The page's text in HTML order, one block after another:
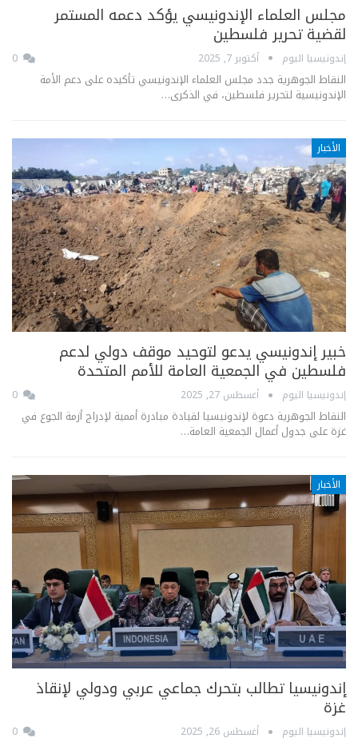
مجلس العلماء الإندونيسي يؤكد دعمه المستمر
لقضية تحرير فلسطين
إندونيسيا اليوم أكتوبر 7, 2025
النقاط الجوهرية جدد مجلس العلماء الإندونيسي تأكيده على دعم الأمة
الإندونيسية لتحرير فلسطين، في الذكرى…
الأخبار
خبير إندونيسي يدعو لتوحيد موقف دولي لدعم
فلسطين في الجمعية العامة للأمم المتحدة
إندونيسيا اليوم أغسطس 27, 2025
النقاط الجوهرية دعوة لإندونيسيا لقيادة مبادرة أممية لإدراج أزمة الجوع في
غزة على جدول أعمال الجمعية العامة…
الأخبار
إندونيسيا تطالب بتحرك جماعي عربي ودولي لإنقاذ
غزة
إندونيسيا اليوم أغسطس 26, 2025